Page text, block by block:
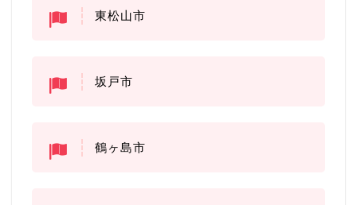
東松山市
坂戸市
鶴ヶ島市